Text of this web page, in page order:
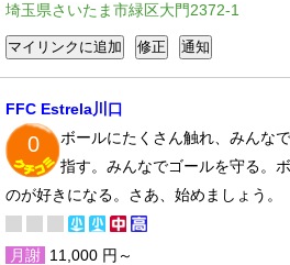
埼玉県さいたま市緑区大門2372-1
FFC Estrela川口
0
ボールにたくさん触れ、みんな
指す。みんなでゴールを守る。
のが好きになる。さあ、始めましょう。
月謝 11,000 円～